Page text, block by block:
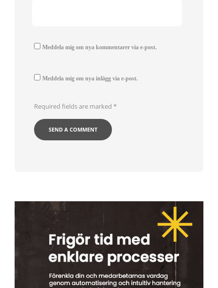
Meddela mig om nya kommentarer via e-post.
Meddela mig om nya inlägg via e-post.
Required fields are marked *